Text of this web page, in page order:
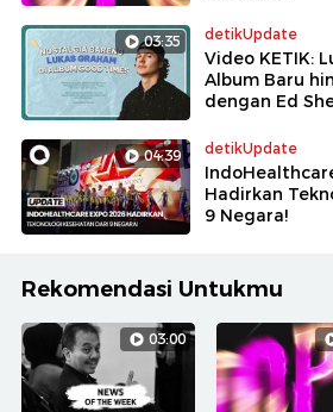
03:35 detikUpdate
Video KETIK:
Album Baru
dengan Ed
04:39 detikUpdate
Hadirkan
9 Negara!
Rekomendasi Untukmu
03:00